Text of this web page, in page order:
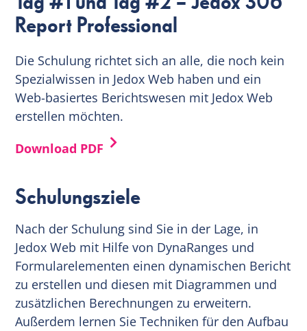
DE
Report Professional
Die Schulung richtet sich an alle, die noch kein
Spezialwissen in Jedox Web haben und ein
Web-basiertes Berichtswesen mit Jedox Web
erstellen möchten.
Download PDF
Schulungsziele
Nach der Schulung sind Sie in der Lage, in
Jedox Web mit Hilfe von DynaRanges und
Formularelementen einen dynamischen Bericht
zu erstellen und diesen mit Diagrammen und
zusätzlichen Berechnungen zu erweitern.
Außerdem lernen Sie Techniken für den Aufbau